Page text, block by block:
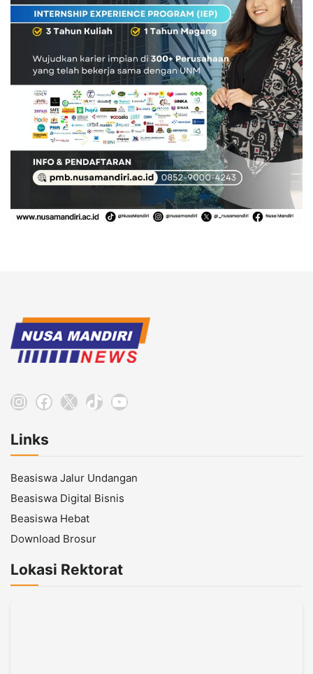
Instagram
Facebook
X TikTokYouTube
Links
Beasiswa Jalur Undangan
Beasiswa Digital Bisnis
Beasiswa Hebat
Download Brosur
Lokasi Rektorat